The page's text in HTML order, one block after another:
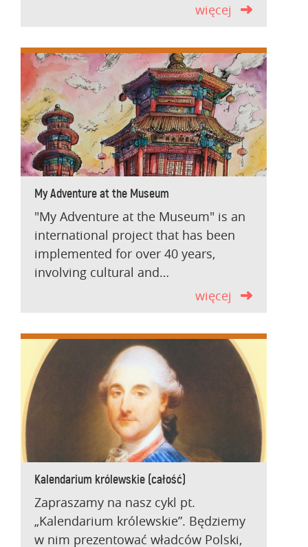
więcej
My Adventure at the Museum
"My Adventure at the Museum" is an
international project that has been
implemented for over 40 years,
involving cultural and…
więcej
Kalendarium królewskie (całość)
Zapraszamy na nasz cykl pt.
„Kalendarium królewskie”. Będziemy
w nim prezentować władców Polski,